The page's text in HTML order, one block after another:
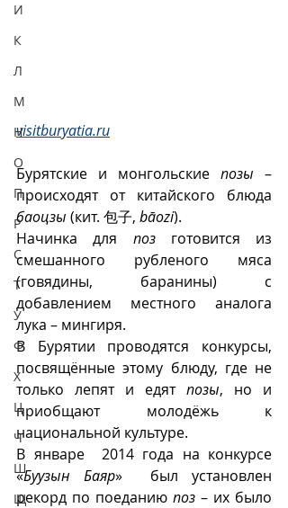
И
К
Л
М
Н
О
П
Р
С
Т
У
Ф
Х
Ц
Ч
Ш
Щ
visitburyatia.ru
Бурятские и монгольские позы –
баоцзы (кит. 包子, bāozi).
Начинка для поз готовится из
смешанного рубленого мяса
(говядины, баранины) с
добавлением местного аналога
лука – мингиря.
В Бурятии проводятся конкурсы,
посвящённые этому блюду, где не
только лепят и едят позы, но и
приобщают молодёжь к
национальной культуре.
В январе  2014 года на конкурсе
«Буузын Баяр»  был установлен
рекорд по поеданию поз – их было